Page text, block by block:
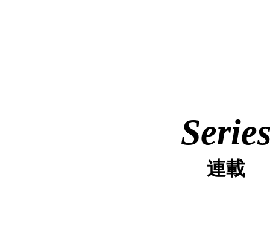
連載